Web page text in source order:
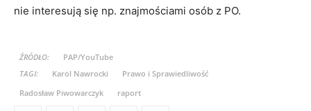
nie interesują się np. znajmościami osób z PO.
ŹRÓDŁO:
PAP/YouTube
TAGI:
Karol Nawrocki
Prawo i Sprawiedliwość
Radosław Piwowarczyk
raport